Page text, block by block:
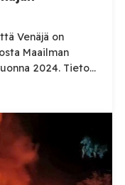
Venäjä on
Maailman
2024. Tieto
Timo Heinosen
sekä
kertoi Posi